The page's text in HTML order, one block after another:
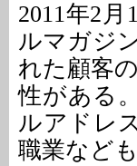
2011年2
ルマガジ
れた顧客
性がある
ルアドレ
職業など